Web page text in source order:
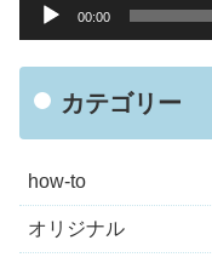
00:00
カテゴリー
how-to
オリジナル